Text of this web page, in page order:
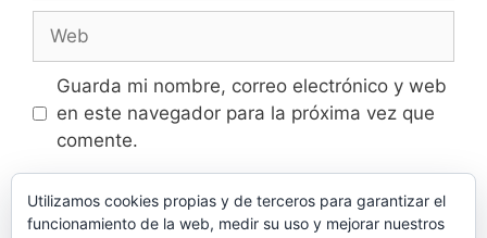
Guarda mi nombre, correo electrónico y web
en este navegador para la próxima vez que
comente.
Utilizamos cookies propias y de terceros para garantizar el
funcionamiento de la web, medir su uso y mejorar nuestros